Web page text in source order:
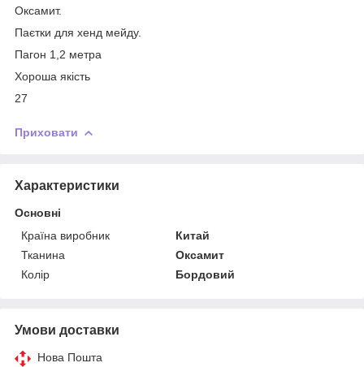
Оксамит.
Паєтки для хенд мейду.
Пагон 1,2 метра
Хороша якість
27
Приховати
Характеристики
Основні
Країна виробник
Китай
Тканина
Оксамит
Колір
Бордовий
Умови доставки
Нова Пошта